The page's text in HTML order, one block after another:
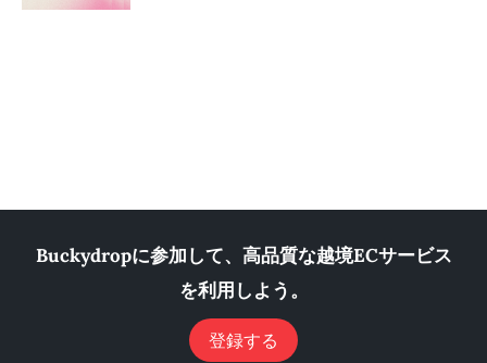
Buckydropに参加して、高品質な越境ECサービス
を利用しよう。
登録する